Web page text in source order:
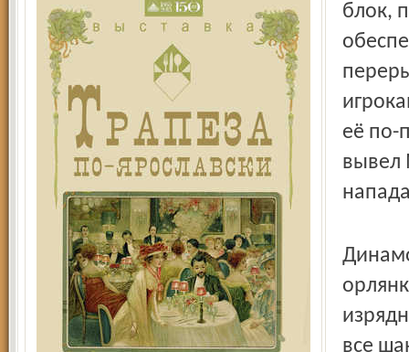
блок,
её по-
вывел
все